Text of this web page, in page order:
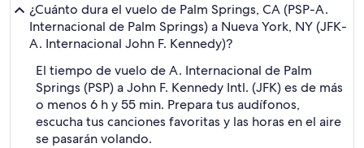
¿Cuánto dura el vuelo de Palm Springs, CA (PSP-A.
Internacional de Palm Springs) a Nueva York, NY (JFK-
A. Internacional John F. Kennedy)?
El tiempo de vuelo de A. Internacional de Palm
Springs (PSP) a John F. Kennedy Intl. (JFK) es de más
o menos 6 h y 55 min. Prepara tus audífonos,
escucha tus canciones favoritas y las horas en el aire
se pasarán volando.